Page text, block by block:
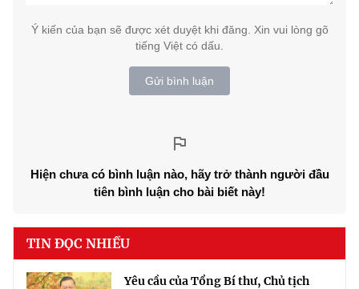
Ý kiến của bạn sẽ được xét duyệt khi đăng. Xin vui lòng gõ
tiếng Việt có dấu.
Gửi bình luận
Hiện chưa có bình luận nào, hãy trở thành người đầu
tiên bình luận cho bài biết này!
TIN ĐỌC NHIỀU
Yêu cầu của Tổng Bí thư, Chủ tịch